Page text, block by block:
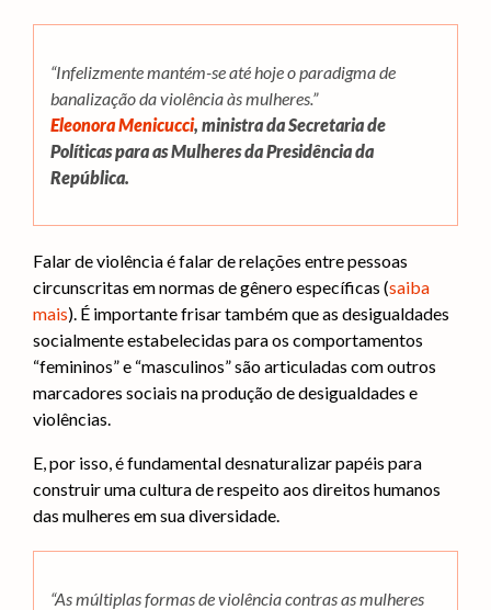
“Infelizmente mantém-se até hoje o paradigma de
banalização da violência às mulheres.”
Eleonora Menicucci, ministra da Secretaria de
Políticas para as Mulheres da Presidência da
República.
Falar de violência é falar de relações entre pessoas
circunscritas em normas de gênero específicas (saiba
mais). É importante frisar também que as desigualdades
socialmente estabelecidas para os comportamentos
“femininos” e “masculinos” são articuladas com outros
marcadores sociais na produção de desigualdades e
violências.
E, por isso, é fundamental desnaturalizar papéis para
construir uma cultura de respeito aos direitos humanos
das mulheres em sua diversidade.
“As múltiplas formas de violência contras as mulheres